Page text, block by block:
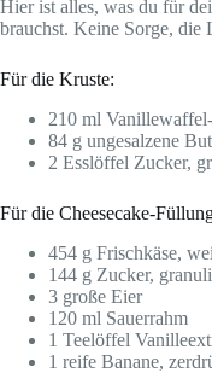
Hier ist alles, was du für
brauchst. Keine Sorge, die
Für die Kruste:
210 ml
84 g ungesalzene
2 Esslöffel Zucker,
Für die Cheesecake-
454 g Frischkäse,
144 g Zucker,
3 große Eier
120 ml Sauerrahm
1 Teelöffel
1 reife Banane,